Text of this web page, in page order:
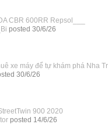
CBR 600RR Repsol___
posted 30/6/26
xe máy để tự khám phá Nha
30/6/26
900 2020
posted 14/6/26